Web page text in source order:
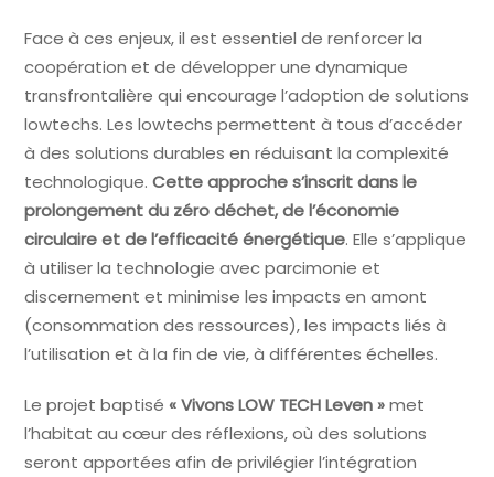
Face à ces enjeux, il est essentiel de renforcer la
coopération et de développer une dynamique
transfrontalière qui encourage l’adoption de solutions
lowtechs. Les lowtechs permettent à tous d’accéder
à des solutions durables en réduisant la complexité
technologique.Cette approche s’inscrit dans le
prolongement du zéro déchet, de l’économie
circulaire et de l’efficacité énergétique. Elle s’applique
à utiliser la technologie avec parcimonie et
discernement et minimise les impacts en amont
(consommation des ressources), les impacts liés à
l’utilisation et à la fin de vie, à différentes échelles.
Le projet baptisé« Vivons LOW TECH Leven »met
l’habitat au cœur des réflexions, où des solutions
seront apportées afin de privilégier l’intégration